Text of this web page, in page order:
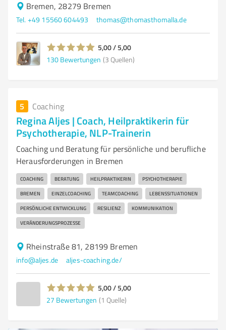
Bremen, 28279 Bremen
Tel. +49 15560 604493 thomas@thomasthomalla.de
5,00 / 5,00
130 Bewertungen (3 Quellen)
5 Coaching
Regina Aljes | Coach, Heilpraktikerin für
Psychotherapie, NLP-Trainerin
Coaching und Beratung für persönliche und berufliche
Herausforderungen in Bremen
COACHING BERATUNG HEILPRAKTIKERIN PSYCHOTHERAPIE
BREMEN EINZELCOACHING TEAMCOACHING LEBENSSITUATIONEN
PERSÖNLICHE ENTWICKLUNG RESILIENZ KOMMUNIKATION
VERÄNDERUNGSPROZESSE
Rheinstraße 81, 28199 Bremen
info@aljes.de aljes-coaching.de/
5,00 / 5,00
27 Bewertungen (1 Quelle)